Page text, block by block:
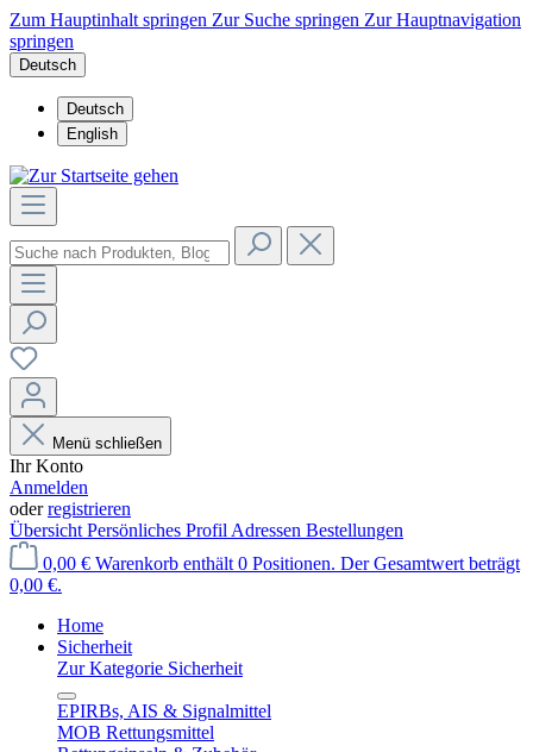
Zum Hauptinhalt springen Zur Suche springen Zur Hauptnavigation
springen
Deutsch
Deutsch
English
Menü schließen
Ihr Konto
Anmelden
oderregistrieren
Übersicht Persönliches Profil Adressen Bestellungen
0,00 € Warenkorb enthält 0 Positionen. Der Gesamtwert beträgt
0,00 €.
Home
Sicherheit
Zur Kategorie Sicherheit
EPIRBs, AIS & Signalmittel
MOB Rettungsmittel